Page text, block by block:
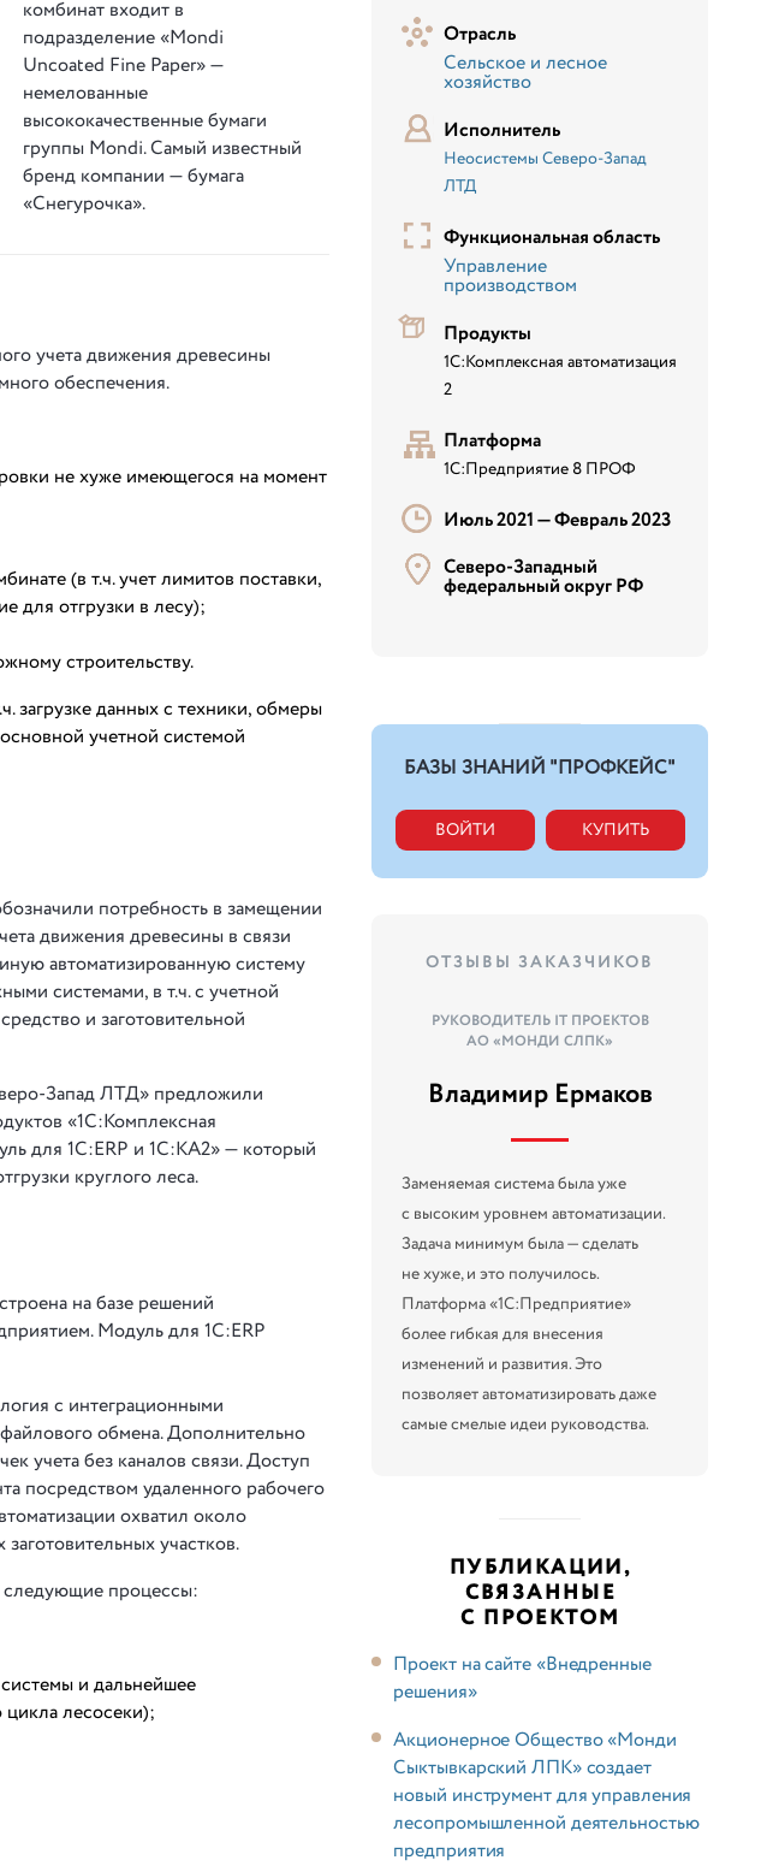
комбинат входит в
подразделение «Mondi
Uncoated Fine Paper» —
немелованные
высококачественные бумаги
группы Mondi. Самый известный
бренд компании — бумага
«Снегурочка».
учета движения древесины
обеспечения.
не хуже имеющегося на момент
(в т.ч. учет лимитов поставки,
для отгрузки в лесу);
строительству.
загрузкe данных с техники, обмеры
учетной системой
потребность в замещении
движения древесины в связи
автоматизированную систему
системами, в т.ч. с учетной
и заготовительной
Запад ЛТД» предложили
«1С:Комплексная
для 1С:ERP и 1С:КА2» — который
круглого леса.
на базе решений
Модуль для 1С:ERP
с интеграционными
обмена. Дополнительно
учета без каналов связи. Доступ
посредством удаленного рабочего
охватил около
участков.
следующие процессы:
и дальнейшее
лесосеки);
Отрасль
Сельское и лесное
хозяйство
Исполнитель
Неосистемы Северо-Запад
ЛТД
Функциональная область
Управление
производством
Продукты
1С:Комплексная автоматизация
2
Платформа
1С:Предприятие 8 ПРОФ
Июль 2021 —Февраль 2023
Северо-Западный
федеральный округ РФ
БАЗЫ ЗНАНИЙ "ПРОФКЕЙС"
ВОЙТИ КУПИТЬ
ОТЗЫВЫ ЗАКАЗЧИКОВ
РУКОВОДИТЕЛЬ IT ПРОЕКТОВ
АО «МОНДИ СЛПК»
Владимир Ермаков
Заменяемая система была уже
с высоким уровнем автоматизации.
Задача минимум была — сделать
не хуже, и это получилось.
Платформа «1С:Предприятие»
более гибкая для внесения
изменений и развития. Это
позволяет автоматизировать даже
самые смелые идеи руководства.
ПУБЛИКАЦИИ,
СВЯЗАННЫЕ
С ПРОЕКТОМ
Проект на сайте «Внедренные
решения»
Акционерное Общество «Монди
Сыктывкарский ЛПК» создает
новый инструмент для управления
лесопромышленной деятельностью
предприятия